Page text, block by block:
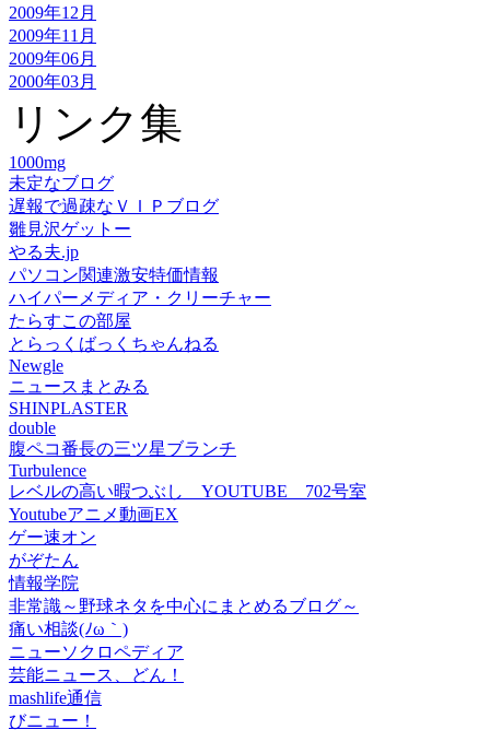
2009年12月
2009年11月
2009年06月
2000年03月
リンク集
1000mg
未定なブログ
遅報で過疎なＶＩＰブログ
雛見沢ゲットー
やる夫.jp
パソコン関連激安特価情報
ハイパーメディア・クリーチャー
たらすこの部屋
とらっくばっくちゃんねる
Newgle
ニュースまとみる
SHINPLASTER
double
腹ペコ番長の三ツ星ブランチ
Turbulence
レベルの高い暇つぶし YOUTUBE 702号室
Youtubeアニメ動画EX
ゲー速オン
がぞたん
情報学院
非常識～野球ネタを中心にまとめるブログ～
痛い相談(ﾉω｀)
ニューソクロペディア
芸能ニュース、どん！
mashlife通信
びニュー！